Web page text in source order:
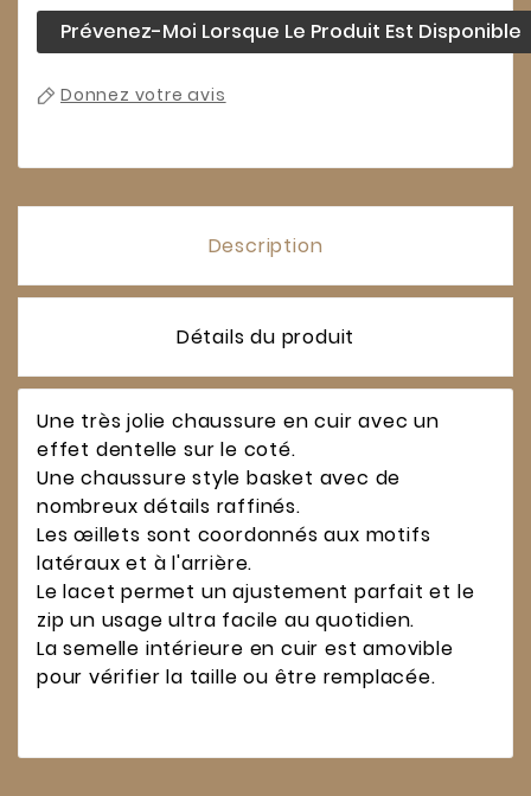
Prévenez-Moi Lorsque Le Produit Est Disponible
Donnez votre avis
Description
Détails du produit
Une très jolie chaussure en cuir avec un
effet dentelle sur le coté.
Une chaussure style basket avec de
nombreux détails raffinés.
Les œillets sont coordonnés aux motifs
latéraux et à l'arrière.
Le lacet permet un ajustement parfait et le
zip un usage ultra facile au quotidien.
La semelle intérieure en cuir est amovible
pour vérifier la taille ou être remplacée.